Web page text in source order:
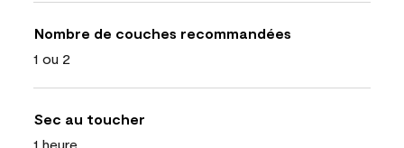
Nombre de couches recommandées
1 ou 2
Sec au toucher
1 heure